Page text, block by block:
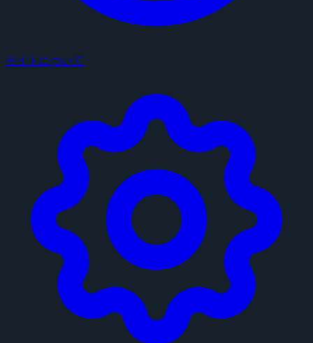
サイトについて